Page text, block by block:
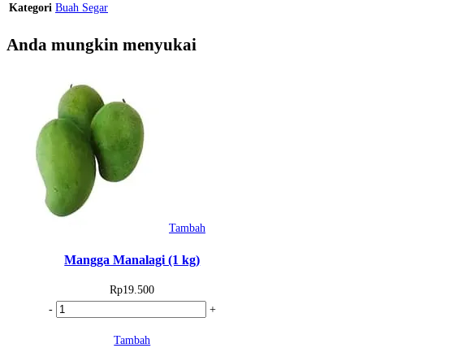
Kategori Buah Segar
Anda mungkin menyukai
Tambah
Mangga Manalagi (1 kg)
Rp19.500
-
Kuantitas
+
Tambah